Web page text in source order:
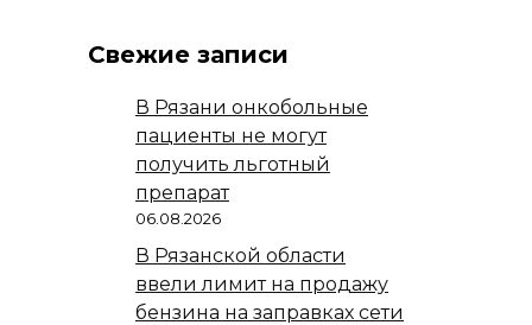
Свежие записи
В Рязани онкобольные
пациенты не могут
получить льготный
препарат
06.08.2026
В Рязанской области
ввели лимит на продажу
бензина на заправках сети